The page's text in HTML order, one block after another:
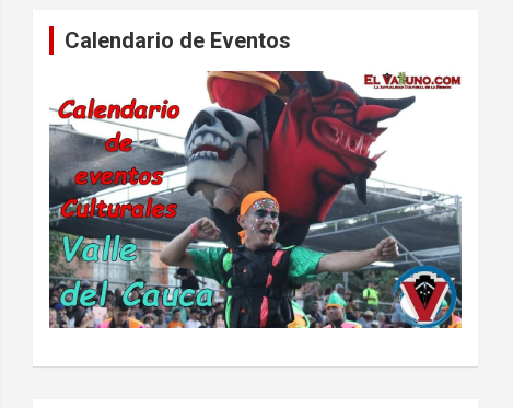
Calendario de Eventos